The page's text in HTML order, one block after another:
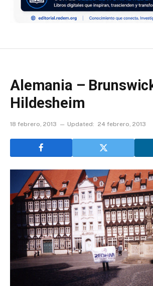
Alemania –
Hildesheim
18 febrero, 2013 Updated: 24 febrero, 2013